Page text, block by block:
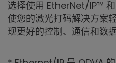
选择使用 EtherNet/IP™ 和
使您的激光打码解决方案
现更好的控制、通信和数据